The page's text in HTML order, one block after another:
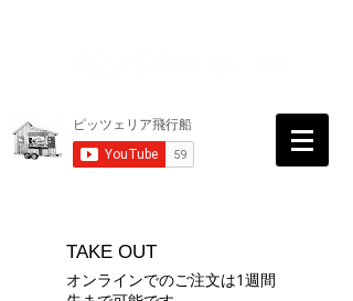
TAKE OUT
オンラインでのご注文は1週間